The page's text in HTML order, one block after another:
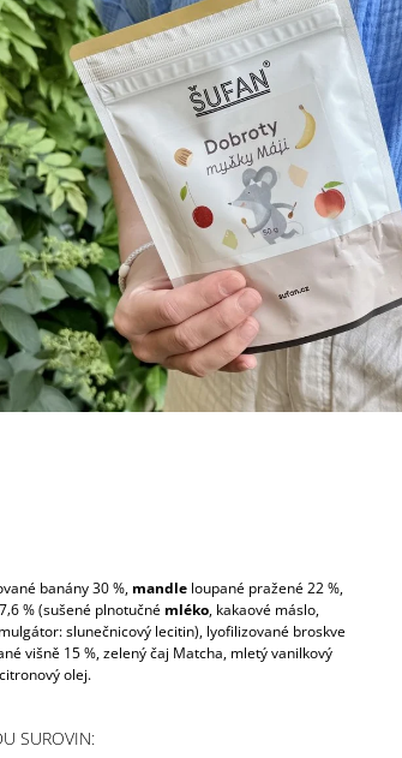
banány 30 %, mandleloupané pražené 22 %,
% (sušené plnotučné mléko, kakaové máslo,
slunečnicový lecitin), lyofilizované broskve
višně 15 %, zelený čaj Matcha, mletý vanilkový
olej.
SUROVIN:
329 Kč